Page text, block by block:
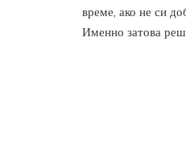
време, ако не си
Именно затова